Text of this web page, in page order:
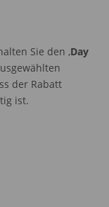
Sie den ‚Day
der Rabatt
ist.